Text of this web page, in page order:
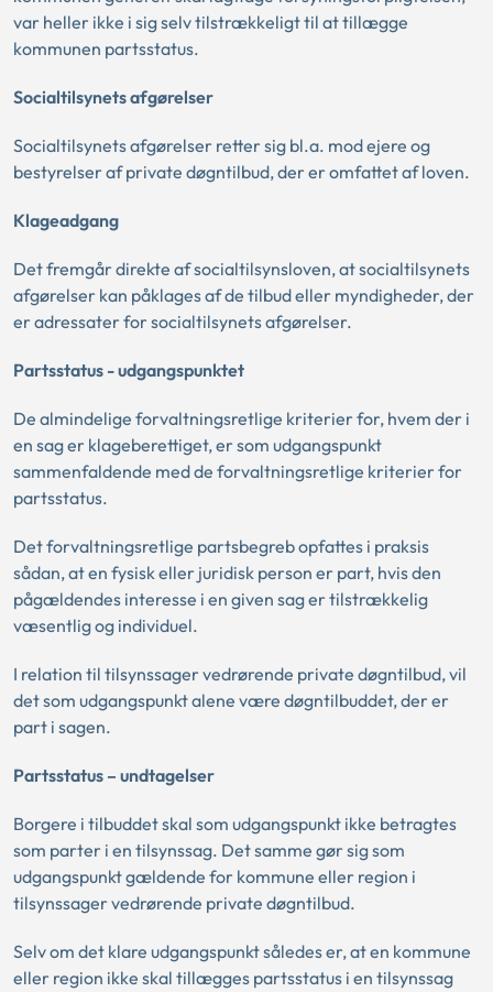
var heller ikke i sig selv tilstrækkeligt til at tillægge
kommunen partsstatus.
Socialtilsynets afgørelser
Socialtilsynets afgørelser retter sig bl.a. mod ejere og
bestyrelser af private døgntilbud, der er omfattet af loven.
Klageadgang
Det fremgår direkte af socialtilsynsloven, at socialtilsynets
afgørelser kan påklages af de tilbud eller myndigheder, der
er adressater for socialtilsynets afgørelser.
Partsstatus - udgangspunktet
De almindelige forvaltningsretlige kriterier for, hvem der i
en sag er klageberettiget, er som udgangspunkt
sammenfaldende med de forvaltningsretlige kriterier for
partsstatus.
Det forvaltningsretlige partsbegreb opfattes i praksis
sådan, at en fysisk eller juridisk person er part, hvis den
pågældendes interesse i en given sag er tilstrækkelig
væsentlig og individuel.
I relation til tilsynssager vedrørende private døgntilbud, vil
det som udgangspunkt alene være døgntilbuddet, der er
part i sagen.
Partsstatus – undtagelser
Borgere i tilbuddet skal som udgangspunkt ikke betragtes
som parter i en tilsynssag. Det samme gør sig som
udgangspunkt gældende for kommune eller region i
tilsynssager vedrørende private døgntilbud.
Selv om det klare udgangspunkt således er, at en kommune
eller region ikke skal tillægges partsstatus i en tilsynssag